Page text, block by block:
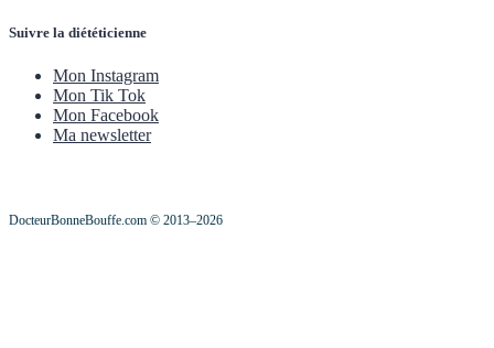
Suivre la diététicienne
Mon Instagram
Mon Tik Tok
Mon Facebook
Ma newsletter
DocteurBonneBouffe.com © 2013–2026